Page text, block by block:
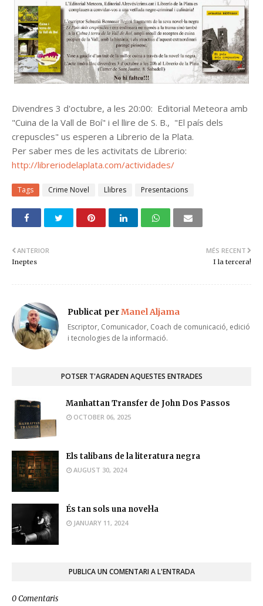
Divendres 3 d'octubre, a les 20:00: Editorial Meteora amb
"Cuina de la Vall de Boí" i el llire de S. B., "El país dels
crepuscles" us esperen a Librerio de la Plata.
Per saber mes de les activitats de Librerio:
http://libreriodelaplata.com/actividades/
Tags Crime Novel Llibres Presentacions
MÉS RECENT
I la tercera!
ANTERIOR
Ineptes
Publicat perManel Aljama
Escriptor, Comunicador, Coach de comunicació, edició
i tecnologies de la informació.
POTSER T'AGRADEN AQUESTES ENTRADES
Manhattan Transfer de John Dos Passos
OCTOBER 06, 2025
Els talibans de la literatura negra
AUGUST 30, 2024
És tan sols una novel·la
JANUARY 11, 2024
PUBLICA UN COMENTARI A L'ENTRADA
0 Comentaris